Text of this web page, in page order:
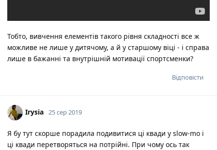
Тобто, вивчення елементів такого рівня складності все ж
можливе не лише у дитячому, а й у старшому віці - і справа
лише в бажанні та внутрішній мотивації спортсменки?
Відповісти
Irysia 25 сер 2019
Я бу тут скорше порадила подивитися ці квади у slow-mo і
ці квади перетворяться на потрійні. При чому ось так